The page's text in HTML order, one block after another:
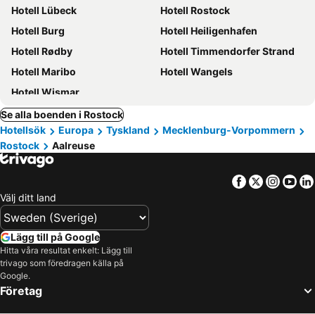
Hotell Lübeck
Hotell Rostock
Hotell Burg
Hotell Heiligenhafen
Hotell Rødby
Hotell Timmendorfer Strand
Hotell Maribo
Hotell Wangels
Hotell Wismar
Se alla boenden i Rostock
Hotellsök
Europa Tyskland
Mecklenburg-Vorpommern
Rostock
Aalreuse
Facebook
Twitter
Välj ditt land
Lägg till på Google
Hitta våra resultat enkelt: Lägg till
trivago som föredragen källa på
Google.
Företag